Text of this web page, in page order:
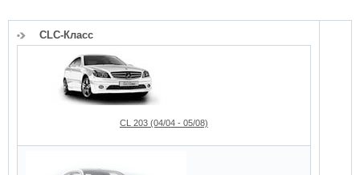
CLC-Класс
CL 203 (04/04 - 05/08)